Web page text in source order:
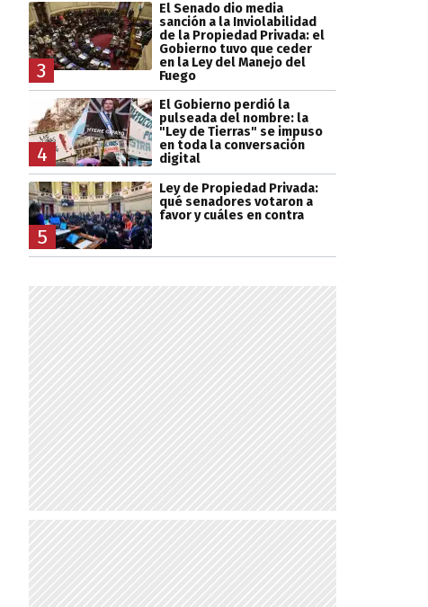
3
El Senado dio media
sanción a la Inviolabilidad
de la Propiedad Privada: el
Gobierno tuvo que ceder
en la Ley del Manejo del
Fuego
4
El Gobierno perdió la
pulseada del nombre: la
"Ley de Tierras" se impuso
en toda la conversación
digital
5
Ley de Propiedad Privada:
qué senadores votaron a
favor y cuáles en contra